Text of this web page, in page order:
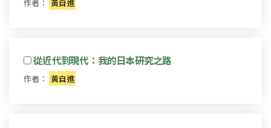
作者： 黃自進
從近代到現代：我的日本研究之路
作者： 黃自進